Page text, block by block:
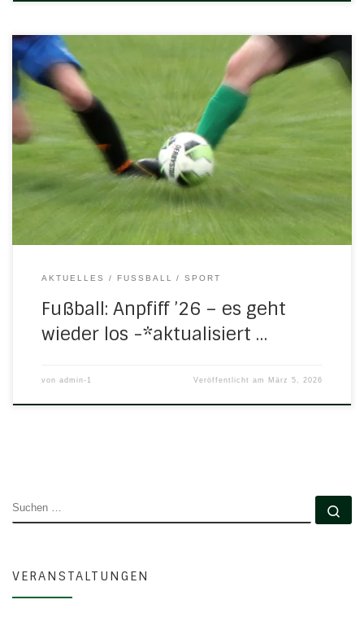
Nach diversen Vorbereitungsspielen rollt der Ball ab dem
kommenden Wochenende wieder um Punkte und
Tabellenplätze. Die frühlingshafte Witterung verspricht
bessere Bedingungen als für Anfang März sonst üblich. Die
Vorfreude steigt. H/N/U juckt der Schuh … Georg Göpfarth,
agiler Pressewart der SG H/N/U, wirft einen Blick auf die
aktuelle Situation: SG […]
AKTUELLES FUSSBALL SPORT
Fußball: Anpfiff ’26 – es geht
wieder los -*aktualisiert …
von admin-1 Veröffentlicht am März 5, 2026
SUCHE
VERANSTALTUNGEN